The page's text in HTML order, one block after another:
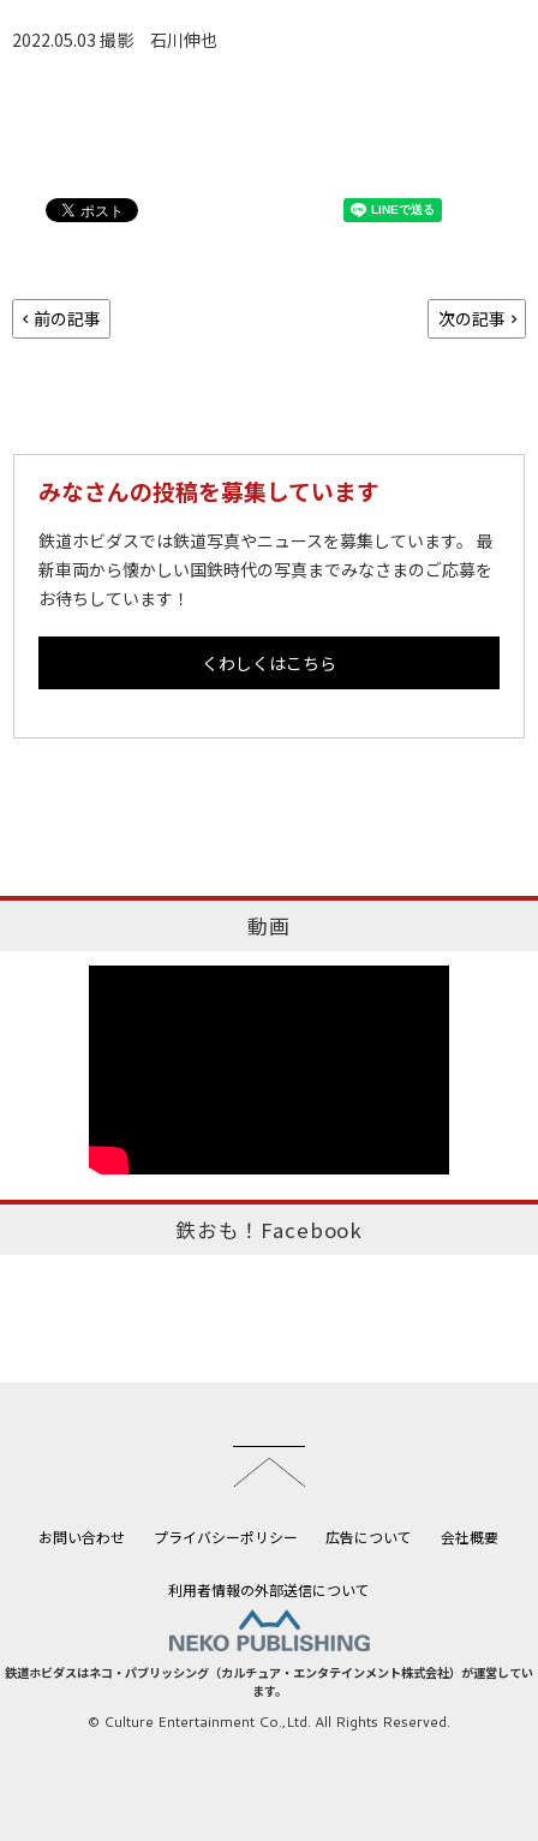
2022.05.03 撮影 石川伸也
前の記事 次の記事
みなさんの投稿を募集しています
鉄道ホビダスでは鉄道写真やニュースを募集しています。 最
新車両から懐かしい国鉄時代の写真までみなさまのご応募を
お待ちしています！
くわしくはこちら
動画
鉄おも！Facebook
お問い合わせ プライバシーポリシー 広告について 会社概要
利用者情報の外部送信について
鉄道ホビダスはネコ・パブリッシング（カルチュア・エンタテインメント株式会社）が運営してい
ます。
© Culture Entertainment Co.,Ltd. All Rights Reserved.